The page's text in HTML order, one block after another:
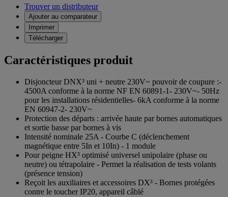
Trouver un distributeur
Ajouter au comparateur
Imprimer
Télécharger
Caractéristiques produit
Disjoncteur DNX³ uni + neutre 230V~ pouvoir de coupure :-
4500A conforme à la norme NF EN 60891-1- 230V~- 50Hz
pour les installations résidentielles- 6kA conforme à la norme
EN 60947-2- 230V~
Protection des départs : arrivée haute par bornes automatiques
et sortie basse par bornes à vis
Intensité nominale 25A - Courbe C (déclenchement
magnétique entre 5In et 10In) - 1 module
Pour peigne HX³ optimisé universel unipolaire (phase ou
neutre) ou tétrapolaire - Permet la réalisation de tests volants
(présence tension)
Reçoit les auxiliaires et accessoires DX³ - Bornes protégées
contre le toucher IP20, appareil câblé